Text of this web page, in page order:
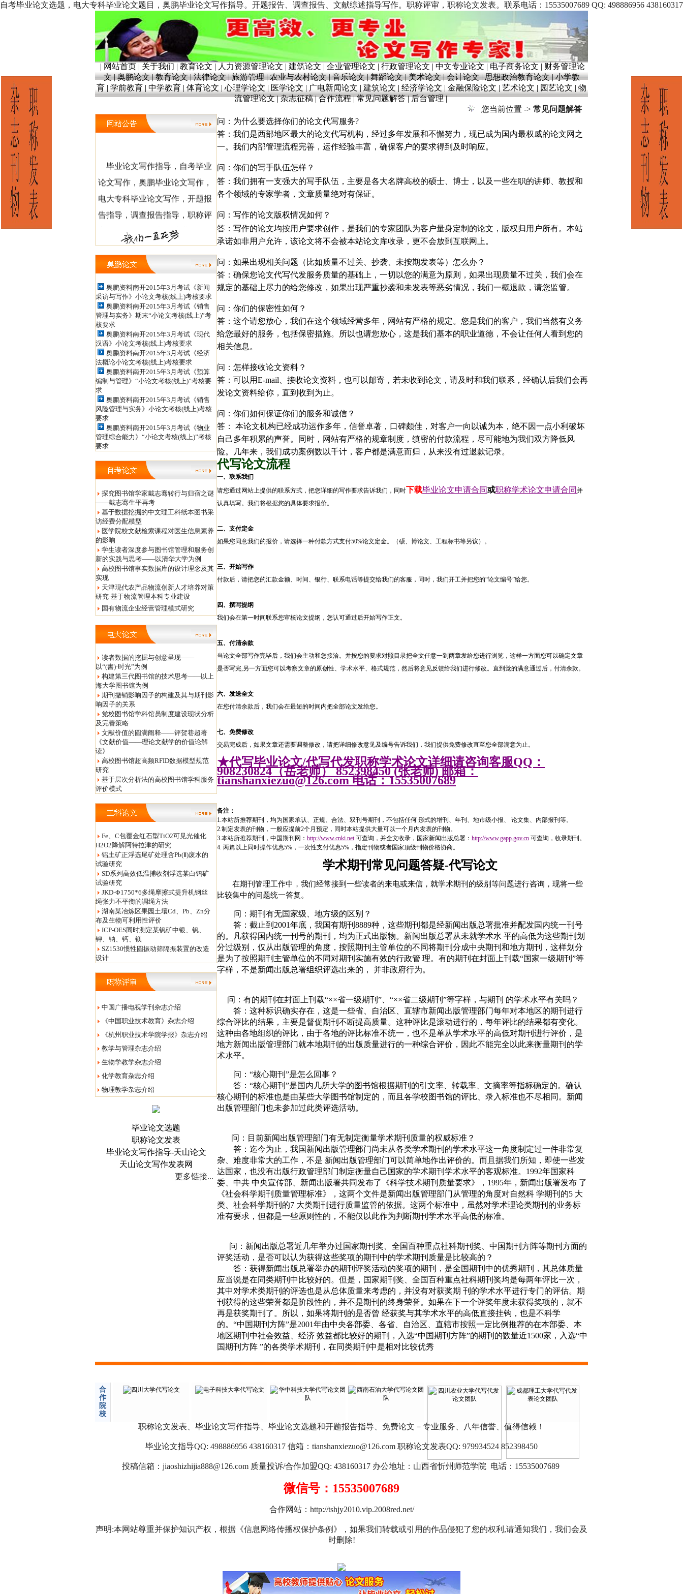
自考毕业论文选题，电大专科毕业论文题目，奥鹏毕业论文写作指导。开题报告、调查报告、文献综述指导写作。职称评审，职称论文发表。联系电话：15535007689 QQ: 498886956 438160317
| 网站首页 | 关于我们 | 教育论文 | 人力资源管理论文 | 建筑论文 | 企业管理论文 | 行政管理论文 | 中文专业论文 | 电子商务论文 | 财务管理论
文|奥鹏论文|教育论文|法律论文|旅游管理|农业与农村论文|音乐论文|舞蹈论文|美术论文|会计论文|思想政治教育论文|小学教
育 | 学前教育 | 中学教育 | 体育论文 | 心理学论文 | 医学论文 | 广电新闻论文 | 建筑论文 | 经济学论文 | 金融保险论文 | 艺术论文 | 园艺论文 | 物
流管理论文|杂志征稿|合作流程|常见问题解答|后台管理|
毕业论文写作指导，自考毕业
论文写作，奥鹏毕业论文写作，
电大专科毕业论文写作，开题报
告指导，调查报告指导，职称评
审，职称论文发表。 毕业论文指
导QQ: 498886956 ，438160317信
箱：tianshanxiezuo@126.com 职
称论文发表QQ: 979934524，
852398450 投稿信箱：
jiaoshizhijia888@126.com
奥鹏资料南开2015年3月考试《新闻
采访与写作》小论文考核(线上)考核要求
奥鹏资料南开2015年3月考试《销售
管理与实务》期末“小论文考核(线上)”考
核要求
奥鹏资料南开2015年3月考试《现代
汉语》小论文考核(线上)考核要求
奥鹏资料南开2015年3月考试《经济
法概论小论文考核(线上)考核要求
奥鹏资料南开2015年3月考试《预算
编制与管理》“小论文考核(线上)”考核要
求
奥鹏资料南开2015年3月考试《销售
风险管理与实务》小论文考核(线上)考核
要求
奥鹏资料南开2015年3月考试《物业
管理综合能力》“小论文考核(线上)”考核
要求
探究图书馆学家戴志骞转行与归宿之谜
——戴志骞生平再考
基于数据挖掘的中文理工科纸本图书采
访经费分配模型
医学院校文献检索课程对医生信息素养
的影响
学生读者深度参与图书馆管理和服务创
新的实践与思考——以清华大学为例
高校图书馆事实数据库的设计理念及其
实现
天津现代农产品物流创新人才培养对策
研究-基于物流管理本科专业建设
国有物流企业经营管理模式研究
读者数据的挖掘与创意呈现——
以“(書)·时光”为例
构建第三代图书馆的技术思考——以上
海大学图书馆为例
期刊撤销影响因子的构建及其与期刊影
响因子的关系
党校图书馆学科馆员制度建设现状分析
及完善策略
文献价值的圆满阐释——评贺巷超著
《文献价值——理论文献学的价值论解
读》
高校图书馆超高频RFID数据模型规范
研究
基于层次分析法的高校图书馆学科服务
评价模式
Fe、C包覆金红石型TiO2可见光催化
H2O2降解阿特拉津的研究
铝土矿正浮选尾矿处理含Pb(Ⅱ)废水的
试验研究
SD系列高效低温捕收剂浮选某白钨矿
试验研究
JKD-Φ1750*6多绳摩擦式提升机钢丝
绳张力不平衡的调绳方法
湖南某冶炼区果园土壤Cd、Pb、Zn分
布及生物可利用性评价
ICP-OES同时测定某钒矿中银、钒、
钾、钠、钙、镁
SZ1530惯性圆振动筛隔振装置的改造
设计
中国广播电视学刊杂志介绍
《中国职业技术教育》杂志介绍
《杭州职业技术学院学报》杂志介绍
教学与管理杂志介绍
生物学教学杂志介绍
化学教育杂志介绍
物理教学杂志介绍
毕业论文选题
职称论文发表
毕业论文写作指导-天山论文
天山论文写作发表网
更多链接...
您当前位置 -> 常见问题解答
问：为什么要选择你们的论文代写服务?
答：我们是西部地区最大的论文代写机构，经过多年发展和不懈努力，现已成为国内最权威的论文网之
一。我们内部管理流程完善，运作经验丰富，确保客户的要求得到及时响应。
问：你们的写手队伍怎样？
答：我们拥有一支强大的写手队伍，主要是各大名牌高校的硕士、博士，以及一些在职的讲师、教授和
各个领域的专家学者，文章质量绝对有保证。
问：写作的论文版权情况如何？
答：写作的论文均按用户要求创作，是我们的专家团队为客户量身定制的论文，版权归用户所有。本站
承诺如非用户允许，该论文将不会被本站论文库收录，更不会放到互联网上。
问：如果出现相关问题（比如质量不过关、抄袭、未按期发表等）怎么办？
答：确保您论文代写代发服务质量的基础上，一切以您的满意为原则，如果出现质量不过关，我们会在
规定的基础上尽力的给您修改，如果出现严重抄袭和未发表等恶劣情况，我们一概退款，请您监管。
问：你们的保密性如何？
答：这个请您放心，我们在这个领域经营多年，网站有严格的规定。您是我们的客户，我们当然有义务
给您最好的服务，包括保密措施。所以也请您放心，这是我们基本的职业道德，不会让任何人看到您的
相关信息。
问：怎样接收论文资料？
答：可以用E-mail 、接收论文资料，也可以邮寄，若未收到论文，请及时和我们联系，经确认后我们会再
发论文资料给你，直到收到为止。
问：你们如何保证你们的服务和诚信？
答： 本论文机构已经成功运作多年，信誉卓著，口碑颇佳，对客户一向以诚为本，绝不因一点小利破坏
自己多年积累的声誉。同时，网站有严格的规章制度，缜密的付款流程，尽可能地为我们双方降低风
险。几年来，我们成功案例数以千计，客户都是满意而归，从来没有过退款记录。
代写论文流程
一、联系我们
请您通过网站上提供的联系方式，把您详细的写作要求告诉我们，同时下载毕业论文申请合同或职称学术论文申请合同 并
认真填写。我们将根据您的具体要求报价。
二、支付定金
如果您同意我们的报价，请选择一种付款方式支付50%论文定金。（硕、博论文、工程标书等另议）。
三、开始写作
付款后，请把您的汇款金额、时间、银行、联系电话等提交给我们的客服，同时，我们开工并把您的“论文编号”给您。
四、撰写提纲
我们会在第一时间联系您审核论文提纲，您认可通过后开始写作正文。
五、付清余款
当论文全部写作完毕后，我们会主动和您接洽。并按您的要求对照目录把全文任意一到两章发给您进行浏览，这样一方面您可以确定文章
是否写完,另一方面您可以考察文章的原创性、学术水平、格式规范，然后将意见反馈给我们进行修改。直到觉的满意通过后，付清余款。
六、发送全文
在您付清余款后，我们会在最短的时间内把全部论文发给您。
七、免费修改
交易完成后，如果文章还需要调整修改，请把详细修改意见及编号告诉我们，我们提供免费修改直至您全部满意为止。
★代写毕业论文/代写代发职称学术论文详细请咨询客服QQ：
908230824（岳老师） 852398450 (张老师) 邮箱：
tianshanxiezuo@126.com 电话：15535007689
备注：
1.本站所推荐期刊，均为国家承认、正规、合法、双刊号期刊，不包括任何 形式的增刊、年刊、地市级小报、 论文集、内部报刊等。
2.制定发表的刊物，一般应提前2个月预定，同时本站提供大量可以一个月内发表的刊物。
3.本站所推荐期刊，中国期刊网： http://www.cnki.net 可查询，并全文收录，国家新闻出版总署： http://www.gapp.gov.cn 可查询，收录期刊。
4. 两篇以上同时操作优惠5%，一次性支付优惠5%，指定刊物或者国家顶级刊物价格协商。
学术期刊常见问题答疑-代写论文
在期刊管理工作中，我们经常接到一些读者的来电或来信，就学术期刊的级别等问题进行咨询，现将一些
比较集中的问题统一答复。
问：期刊有无国家级、地方级的区别？
答：截止到2001年底，我国有期刊8889种，这些期刊都是经新闻出版总署批准并配发国内统一刊号
的。凡获得国内统一刊号的期刊，均为正式出版物。新闻出版总署从未就学术水 平的高低为这些期刊划
分过级别，仅从出版管理的角度，按照期刊主管单位的不同将期刊分成中央期刊和地方期刊，这样划分
是为了按照期刊主管单位的不同对期刊实施有效的行政管 理。有的期刊在封面上刊载“国家一级期刊”等
字样，不是新闻出版总署组织评选出来的， 并非政府行为。
问：有的期刊在封面上刊载“××省一级期刊”、“××省二级期刊”等字样，与期刊 的学术水平有关吗？
答：这种标识确实存在，这是一些省、自治区、直辖市新闻出版管理部门每年对本地区的期刊进行
综合评比的结果，主要是督促期刊不断提高质量。这种评比是滚动进行的，每年评比的结果都有变化。
这种由各地组织的评比，由于各地的评比标准不统一，也不是单从学术水平的高低对期刊进行评价，是
地方新闻出版管理部门就本地期刊的出版质量进行的一种综合评价，因此不能完全以此来衡量期刊的学
术水平。
问：“核心期刊”是怎么回事？
答：“核心期刊”是国内几所大学的图书馆根据期刊的引文率、转载率、文摘率等指标确定的。确认
核心期刊的标准也是由某些大学图书馆制定的，而且各学校图书馆的评比、录入标准也不尽相同。新闻
出版管理部门也未参加过此类评选活动。
问：目前新闻出版管理部门有无制定衡量学术期刊质量的权威标准？
答：迄今为止，我国新闻出版管理部门尚未从各类学术期刊的学术水平这一角度制定过一件非常复
杂、难度非常大的工作，不是 新闻出版管理部门可以简单地作出评价的。而且据我们所知，即使一些发
达国家，也没有出版行政管理部门制定衡量自己国家的学术期刊学术水平的客观标准。1992年国家科
委、中共 中央宣传部、新闻出版署共同发布了《科学技术期刊质量要求》，1995年，新闻出版署发布 了
《社会科学期刊质量管理标准》，这两个文件是新闻出版管理部门从管理的角度对自然科 学期刊的5 大
类、社会科学期刊的7 大类期刊进行质量监管的依据。这两个标准中，虽然对学术理论类期刊的业务标
准有要求，但都是一些原则性的，不能仅以此作为判断期刊学术水平高低的标准。
问：新闻出版总署近几年举办过国家期刊奖、全国百种重点社科期刊奖、中国期刊方阵等期刊方面的
评奖活动，是否可以认为获得这些奖项的期刊中的学术期刊质量是比较高的？
答：获得新闻出版总署举办的期刊评奖活动的奖项的期刊，是全国期刊中的优秀期刊，其总体质量
应当说是在同类期刊中比较好的。但是，国家期刊奖、全国百种重点社科期刊奖均是每两年评比一次，
其中对学术类期刊的评选也是从总体质量来考虑的，并没有对获奖期 刊的学术水平进行专门的评估。期
刊获得的这些荣誉都是阶段性的，并不是期刊的终身荣誉。如果在下一个评奖年度未获得奖项的，就不
再是获奖期刊了。所以，如果将期刊的是否曾 经获奖与其学术水平的高低直接挂钩，也是不科学
的。“中国期刊方阵”是2001年由中央各部委、各省、自治区、直辖市按照一定比例推荐的在本部委、本
地区期刊中社会效益、经济 效益都比较好的期刊，入选“中国期刊方阵”的期刊的数量近1500家，入选“中
国期刊方阵 ”的各类学术期刊，在同类期刊中是相对比较优秀
合
作
院
校
职称论文发表、毕业论文写作指导、毕业论文选题和开题报告指导、免费论文－专业服务、八年信誉、值得信赖！
毕业论文指导QQ: 498886956 438160317 信箱： tianshanxiezuo@126.com 职称论文发表QQ: 979934524 852398450
投稿信箱： jiaoshizhijia888@126.com质量投诉/合作加盟QQ: 438160317 办公地址：山西省忻州师范学院 电话：15535007689
微信号：15535007689
合作网站： http://tshjy2010.vip.2008red.net/
声明:本网站尊重并保护知识产权，根据《信息网络传播权保护条例》，如果我们转载或引用的作品侵犯了您的权利,请通知我们，我们会及
时删除!